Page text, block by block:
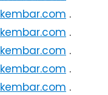
.
.
.
.
.